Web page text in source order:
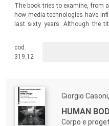
The book tries to examine, from
how media technologies have
last sixty years. Although the
focused on strictly functional
behavioral aspects have
living spaces in relation to
cod.
319.12
Giorgio
HUMAN
Corpo e